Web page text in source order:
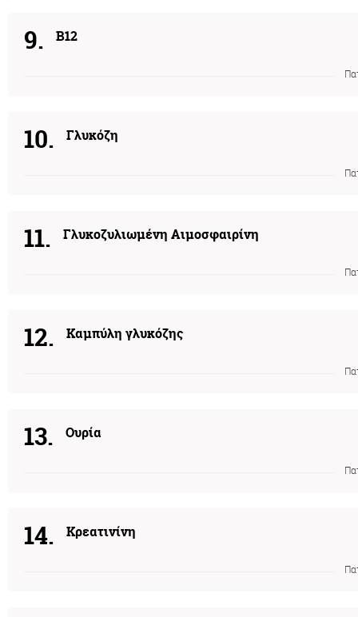
9. Β12
10. Γλυκόζη
11. Γλυκοζυλιωμένη Αιμοσφαιρίνη
12. Καμπύλη γλυκόζης
13. Ουρία
14. Κρεατινίνη